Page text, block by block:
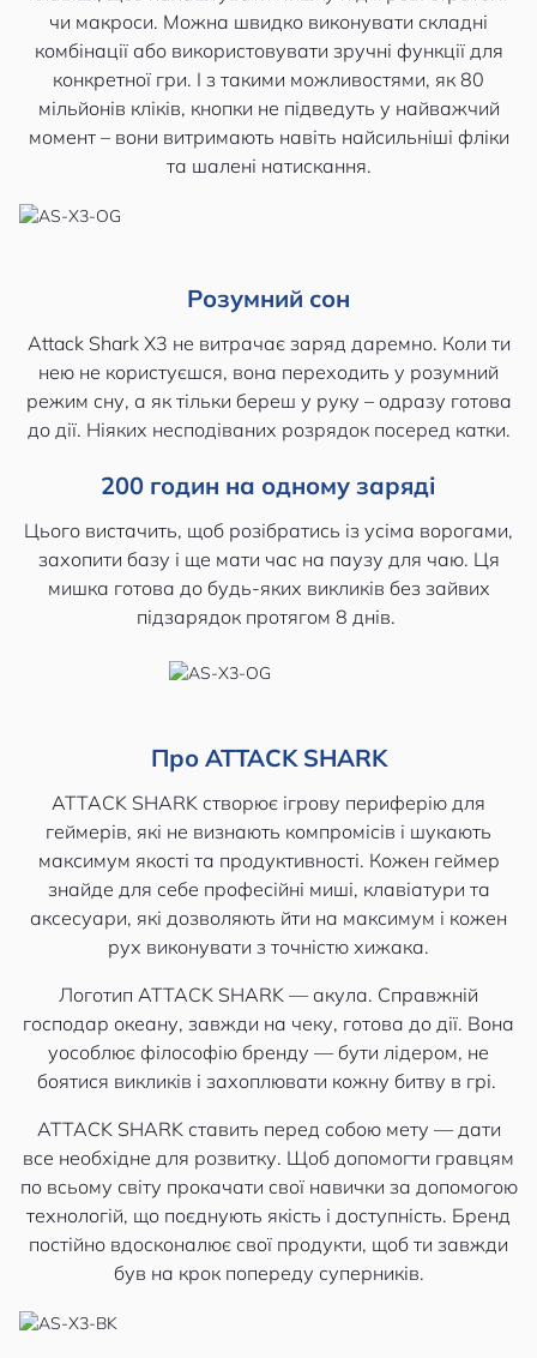
чи макроси. Можна швидко виконувати складні
комбінації або використовувати зручні функції для
конкретної гри. І з такими можливостями, як 80
мільйонів кліків, кнопки не підведуть у найважчий
момент – вони витримають навіть найсильніші фліки
та шалені натискання.
Розумний сон
Attack Shark X3 не витрачає заряд даремно. Коли ти
нею не користуєшся, вона переходить у розумний
режим сну, а як тільки береш у руку – одразу готова
до дії. Ніяких несподіваних розрядок посеред катки.
200 годин на одному заряді
Цього вистачить, щоб розібратись із усіма ворогами,
захопити базу і ще мати час на паузу для чаю. Ця
мишка готова до будь-яких викликів без зайвих
підзарядок протягом 8 днів.
Про ATTACK SHARK
ATTACK SHARK створює ігрову периферію для
геймерів, які не визнають компромісів і шукають
максимум якості та продуктивності. Кожен геймер
знайде для себе професійні миші, клавіатури та
аксесуари, які дозволяють йти на максимум і кожен
рух виконувати з точністю хижака.
Логотип ATTACK SHARK — акула. Справжній
господар океану, завжди на чеку, готова до дії. Вона
уособлює філософію бренду — бути лідером, не
боятися викликів і захоплювати кожну битву в грі.
​​ATTACK SHARK ставить перед собою мету — дати
все необхідне для розвитку. Щоб допомогти гравцям
по всьому світу прокачати свої навички за допомогою
технологій, що поєднують якість і доступність. Бренд
постійно вдосконалює свої продукти, щоб ти завжди
був на крок попереду суперників.